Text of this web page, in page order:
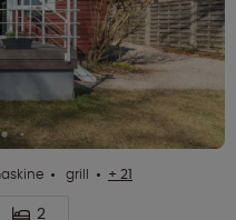
grill + 21
2